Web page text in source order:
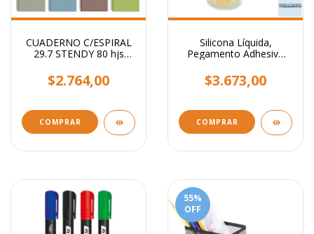
CUADERNO C/ESPIRAL
29.7 STENDY 80 hjs
Surtidos
$2.764,00
COMPRAR
Silicona Líquida,
Pegamento Adhesivo
$3.673,00
55%
OFF